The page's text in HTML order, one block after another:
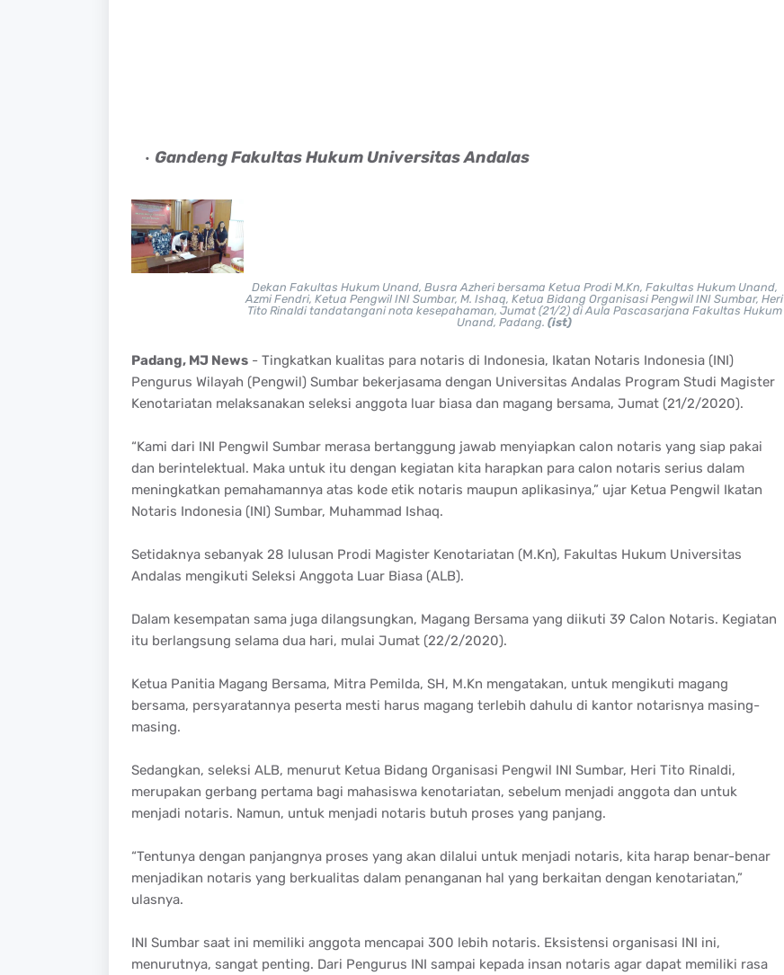
Gandeng Fakultas Hukum Universitas Andalas
Dekan Fakultas Hukum Unand, Busra Azheri bersama Ketua Prodi M.Kn, Fakultas Hukum Unand,
Azmi Fendri, Ketua Pengwil INI Sumbar, M. Ishaq, Ketua Bidang Organisasi Pengwil INI Sumbar, Heri
Tito Rinaldi tandatangani nota kesepahaman, Jumat (21/2) di Aula Pascasarjana Fakultas Hukum
Unand, Padang. (ist)
Padang, MJ News- Tingkatkan kualitas para notaris di Indonesia, Ikatan Notaris Indonesia (INI)
Pengurus Wilayah (Pengwil) Sumbar bekerjasama dengan Universitas Andalas Program Studi Magister
Kenotariatan melaksanakan seleksi anggota luar biasa dan magang bersama, Jumat (21/2/2020).
“Kami dari INI Pengwil Sumbar merasa bertanggung jawab menyiapkan calon notaris yang siap pakai
dan berintelektual. Maka untuk itu dengan kegiatan kita harapkan para calon notaris serius dalam
meningkatkan pemahamannya atas kode etik notaris maupun aplikasinya,” ujar Ketua Pengwil Ikatan
Notaris Indonesia (INI) Sumbar, Muhammad Ishaq.
Setidaknya sebanyak 28 lulusan Prodi Magister Kenotariatan (M.Kn), Fakultas Hukum Universitas
Andalas mengikuti Seleksi Anggota Luar Biasa (ALB).
Dalam kesempatan sama juga dilangsungkan, Magang Bersama yang diikuti 39 Calon Notaris. Kegiatan
itu berlangsung selama dua hari, mulai Jumat (22/2/2020).
Ketua Panitia Magang Bersama, Mitra Pemilda, SH, M.Kn mengatakan, untuk mengikuti magang
bersama, persyaratannya peserta mesti harus magang terlebih dahulu di kantor notarisnya masing-
masing.
Sedangkan, seleksi ALB, menurut Ketua Bidang Organisasi Pengwil INI Sumbar, Heri Tito Rinaldi,
merupakan gerbang pertama bagi mahasiswa kenotariatan, sebelum menjadi anggota dan untuk
menjadi notaris. Namun, untuk menjadi notaris butuh proses yang panjang.
“Tentunya dengan panjangnya proses yang akan dilalui untuk menjadi notaris, kita harap benar-benar
menjadikan notaris yang berkualitas dalam penanganan hal yang berkaitan dengan kenotariatan,”
ulasnya.
INI Sumbar saat ini memiliki anggota mencapai 300 lebih notaris. Eksistensi organisasi INI ini,
menurutnya, sangat penting. Dari Pengurus INI sampai kepada insan notaris agar dapat memiliki rasa